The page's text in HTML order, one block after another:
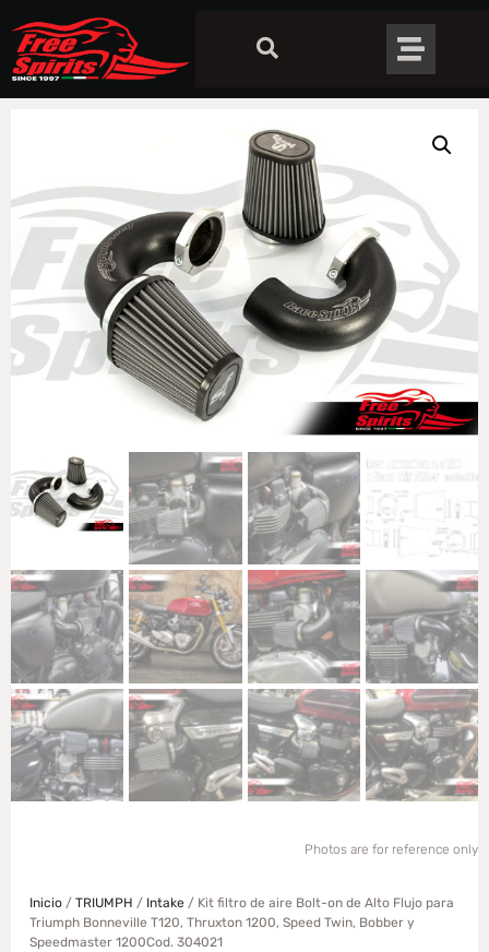
Photos are for reference only
Inicio /TRIUMPH / Intake / Kit filtro de aire Bolt-on de Alto Flujo para
Triumph Bonneville T120, Thruxton 1200, Speed Twin, Bobber y
Speedmaster 1200Cod. 304021